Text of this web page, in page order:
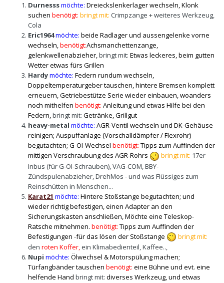
Durnesssmöchte: Dreieckslenkerlager wechseln, Klonk
suchen benötigt: bringt mit: Crimpzange + weiteres Werkzeug,
Cola
Eric1964möchte: beide Radlager und aussengelenke vorne
wechseln,benötigt:Achsmanchettenzange,
gelenkwellenabzieher,bringt mit: Etwas leckeres, beim gutten
Wetter etwas fürs Grillen
Hardymöchte: Federn rundum wechseln,
Doppeltemperaturgeber tauschen, hintere Bremsen komplett
erneuern, Getriebestütze Serie wieder einbauen, woanders
noch mithelfen benötigt: Anleitung und etwas Hilfe bei den
Federn,bringt mit: Getränke, Grillgut
heavy-metal möchte: AGR-Ventil wechseln und DK-Gehäuse
reinigen; Auspuffanlage (Vorschalldämpfer / Flexrohr)
begutachten; G-Öl-Wechsel benötigt: Tipps zum Auffinden der
mittigen Verschraubung des AGR-Rohrs
bringt mit: 17er
Inbus (für G-Öl-Schrauben), VAG-COM, BBY-
Zündspulenabzieher, DrehMos - und was Flüssiges zum
Reinschütten in Menschen...
Karat21 möchte: Hintere Stoßstange begutachten; und
wieder richtig befestigen, einen Adapter an den
Sicherungskasten anschließen, Möchte eine Teleskop-
Ratsche mitnehmen. benötigt: Tipps zum Auffinden der
Befestigungen -für das lösen der Stoßstange
bringt mit:
den roten Koffer, ein Klimabedienteil, Kaffee..,
Nupi möchte: Ölwechsel & Motorspülung machen;
Türfangbänder tauschen benötigt: eine Bühne und evt. eine
helfende Hand bringt mit: diverses Werkzeug, und etwas